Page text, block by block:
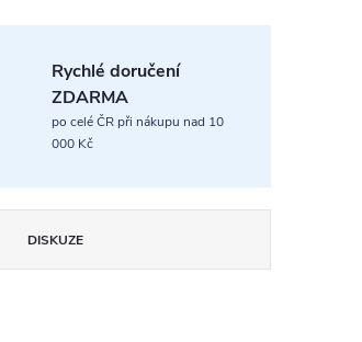
Rychlé doručení
ZDARMA
po celé ČR při nákupu nad 10
000 Kč
DISKUZE